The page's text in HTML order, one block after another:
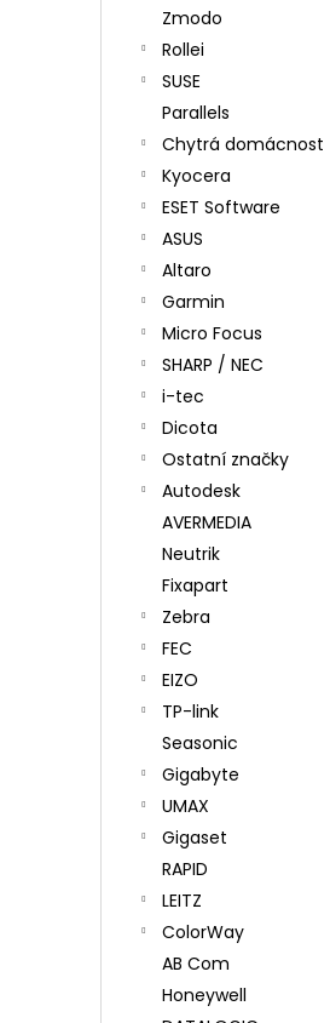
Zmodo
Rollei
SUSE
Parallels
Chytrá domácnost
Kyocera
ESET Software
ASUS
Altaro
Garmin
Micro Focus
SHARP / NEC
i-tec
Dicota
Ostatní značky
Autodesk
AVERMEDIA
Neutrik
Fixapart
Zebra
FEC
EIZO
TP-link
Seasonic
Gigabyte
UMAX
Gigaset
RAPID
LEITZ
ColorWay
AB Com
Honeywell